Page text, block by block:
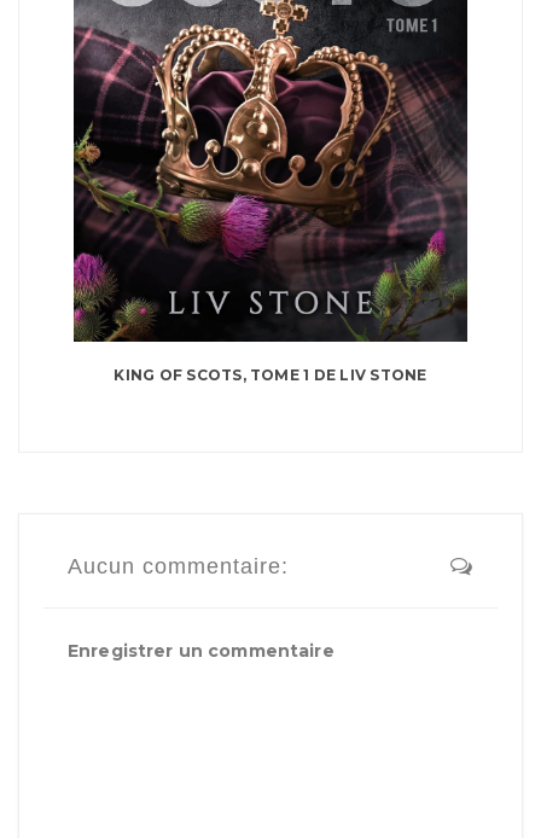
KING OF SCOTS, TOME 1 DE LIV STONE
Aucun commentaire:
Enregistrer un commentaire